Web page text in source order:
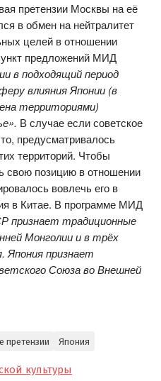
претензии Москвы на её
в обмен на нейтралитет
целей в отношении
предложений МИД
в подходящий период
влияния Японии (в
территориями)
В случае если советское
предусматривалось
территорий. Чтобы
свою позицию в отношении
вовлечь его в
в Китае. В программе МИД
признает традиционные
Монголии и в трёх
Япония признает
Союза во Внешней
претензии Япония
культуры